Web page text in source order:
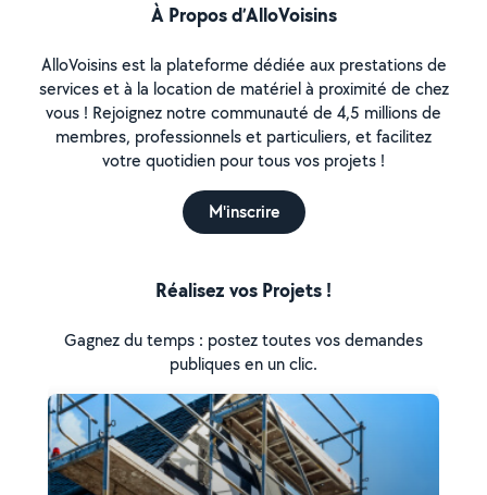
À Propos d’AlloVoisins
AlloVoisins est la plateforme dédiée aux prestations de
services et à la location de matériel à proximité de chez
vous ! Rejoignez notre communauté de 4,5 millions de
membres, professionnels et particuliers, et facilitez
votre quotidien pour tous vos projets !
M'inscrire
Réalisez vos Projets !
Gagnez du temps : postez toutes vos demandes
publiques en un clic.